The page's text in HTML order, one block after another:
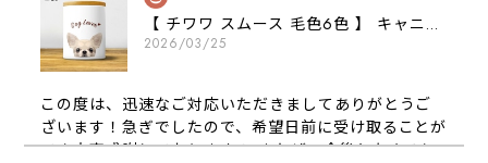
【 チワワ スムース 毛色6色 】 キャニスター 保存容器 お家用 プレゼント 犬 ペット うちの子 犬グッズ
2026/03/25
この度は、迅速なご対応いただきましてありがとうご
ざいます！急ぎでしたので、希望日前に受け取ることが
でき大変感謝しております！ またぜひ今後ともよろし